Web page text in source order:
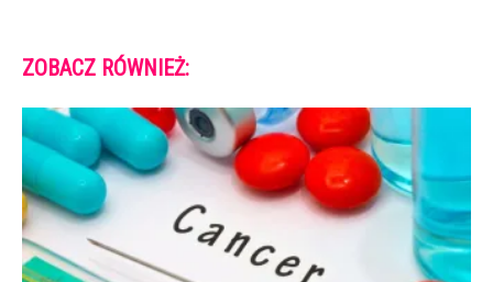
ZOBACZ RÓWNIEŻ: